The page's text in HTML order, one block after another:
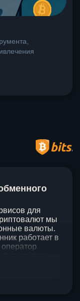
для
мы
валюты.
работает в
обмены